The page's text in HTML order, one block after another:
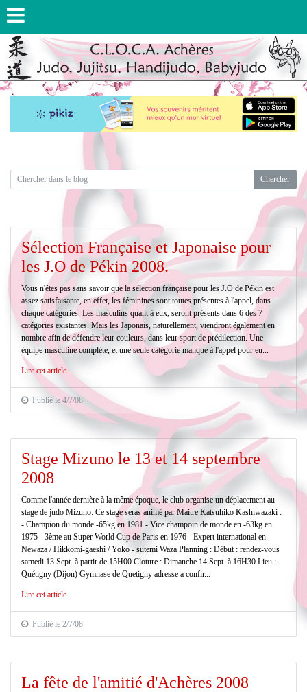
Sélection Française et Japonaise pour
les J.O de Pékin 2008.
Vous n'êtes pas sans savoir que la sélection française pour les J.O de Pékin est
assez satisfaisante, en effet, les féminines sont toutes présentes à l'appel, dans
chaque catégories. Les masculins quant à eux, seront présents dans 6 des 7
catégories existantes. Mais les Japonais, naturellement, viendront également en
nombre afin de défendre leur couleurs, dans leur sport de prédilection. Une
équipe masculine complète, et une seule catégorie manque à l'appel pour eu...
Lire cet article
Publié le 4/7/08
Stage Mizuno le 13 et 14 septembre
2008
Comme l'année dernière à la même époque, le club organise un déplacement au
stage de judo Mizuno. Ce stage seras animé par Maitre Katsuhiko Kashiwazaki :
- Champion du monde -65kg en 1981 - Vice champoin de monde en -63kg en
1975 - 3ème au Super World Cup de Paris en 1976 - Expert international en
Newaza / Hikkomi-gaeshi / Yoko - sutemi Waza Planning : Début : rendez-vous
samedi 13 Sept. à partir de 15H00 Cloture : Dimanche 14 Sept. à 16H30 Lieu :
Quétigny (Dijon) Gymnase de Quetigny adresse a confir...
Lire cet article
Publié le 2/7/08
La fête de l'amitié d'Achères 2008